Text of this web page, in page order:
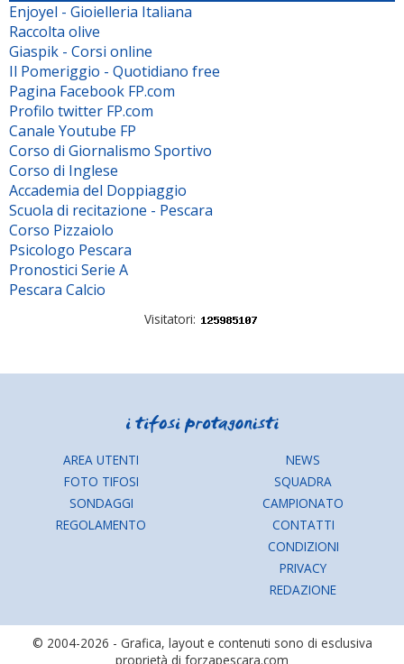
Enjoyel - Gioielleria Italiana
Raccolta olive
Giaspik - Corsi online
Il Pomeriggio - Quotidiano free
Pagina Facebook FP.com
Profilo twitter FP.com
Canale Youtube FP
Corso di Giornalismo Sportivo
Corso di Inglese
Accademia del Doppiaggio
Scuola di recitazione - Pescara
Corso Pizzaiolo
Psicologo Pescara
Pronostici Serie A
Pescara Calcio
Visitatori:
AREA UTENTI
FOTO TIFOSI
SONDAGGI
REGOLAMENTO
NEWS
SQUADRA
CAMPIONATO
CONTATTI
CONDIZIONI
PRIVACY
REDAZIONE
© 2004-2026 - Grafica, layout e contenuti sono di esclusiva
proprietà di forzapescara.com